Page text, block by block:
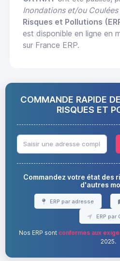
Inondations et/ou Coulées
Risques et Pollutions
est disponible en ligne en
sur France ERP.
COMMANDE RAPIDE
RISQUES ET
Commandez votre état des
d'autres
ERP par adresse
ERP par
Nos ERP sont conformes aux
2025.